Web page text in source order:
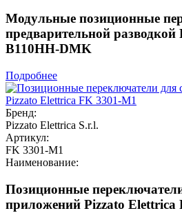
Модульные позиционные
предварительной
B110HH-DMK
Подробнее
Бренд:
Pizzato Elettrica S.r.l.
Артикул:
FK 3301-M1
Наименование:
Позиционные
приложений Pizzato Elettrica